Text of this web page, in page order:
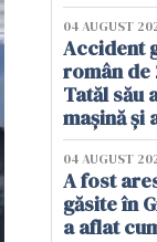
04 AUGUST
Accident
român de
Tatăl său
mașină și
04 AUGUST
A fost
găsite în
a aflat